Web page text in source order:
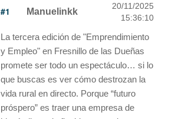
#1 Manuelinkk
20/11/2025
15:36:10
La tercera edición de "Emprendimiento
y Empleo" en Fresnillo de las Dueñas
promete ser todo un espectáculo… si lo
que buscas es ver cómo destrozan la
vida rural en directo. Porque “futuro
próspero” es traer una empresa de